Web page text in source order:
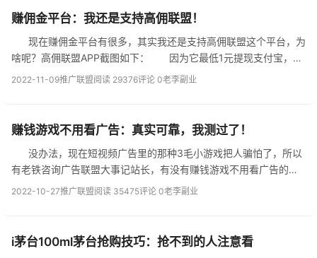
赚佣金平台：我还是支持高佣联盟！
现在赚佣金平台有很多，其实我还是支持高佣联盟这个平台，为
啥呢？高佣联盟APP截图如下： 因为它最低1元提现支付宝，其
它金额都是秒到，成立时间也长，比较稳定。日常生活中，各大电
2022-11-09推广联盟阅读 29376评论 0老李副业
赚钱游戏不用看广告：真实可靠，我测过了！
没办法，现在短视频广告里的那种3毛小游戏把人骗怕了，所以
有老铁咨询广告联盟大事记站长，有没有赚钱游戏不用看广告的，
无广告无门槛又真实可靠的那种游戏，好吧，今天推荐几个测试过
2022-10-27推广联盟阅读 35475评论 0老李副业
i茅台100ml茅台抢购技巧：抢不到的人注意看